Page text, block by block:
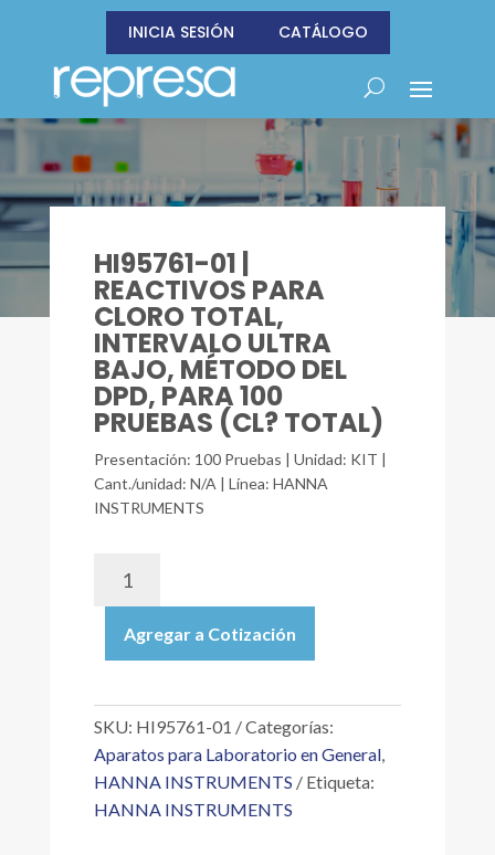
INICIA SESIÓN CATÁLOGO
HI95761-01 |
REACTIVOS PARA
CLORO TOTAL,
INTERVALO ULTRA
BAJO, MÉTODO DEL
DPD, PARA 100
PRUEBAS (CL? TOTAL)
Presentación: 100 Pruebas | Unidad: KIT |
Cant./unidad: N/A | Línea: HANNA
INSTRUMENTS
REACTIVOS
PARA
TOTAL,
ULTRA
BAJO,
MÉTODO
Agregar a Cotización
SKU: HI95761-01
Categorías:
Aparatos para Laboratorio en General,
HANNA INSTRUMENTS
Etiqueta:
HANNA INSTRUMENTS